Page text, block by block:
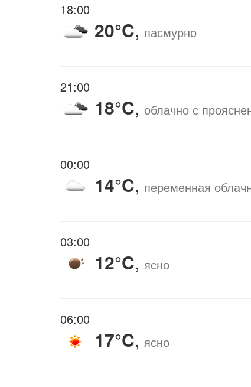
18:00
20°C, пасмурно
21:00
18°C, облачно с
00:00
14°C, переменная
03:00
12°C, ясно
06:00
17°C, ясно